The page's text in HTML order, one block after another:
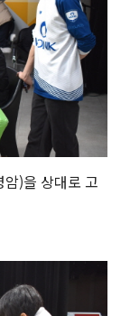
)을 상대로 고